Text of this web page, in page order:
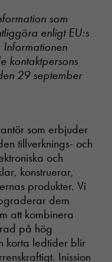
som
enligt EU:s
Informationen
kontaktpersons
29 september
som erbjuder
tillverknings- och
och
konstruerar,
produkter. Vi
dem
att kombinera
på hög
korta ledtider blir
Inission